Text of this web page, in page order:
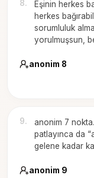
8.
Eşinin herkes
herkes
sorumluluk
yorulmuşsun,
anonim 8
9.
anonim 7
patlayınca da
gelene kadar
anonim 9